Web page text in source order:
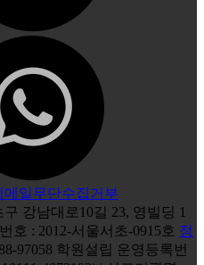
메일무단수집거부
강남대로10길 23, 영빌딩 1
호 : 2012-서울서초-0915호 정
97058 학원설립 운영등록번